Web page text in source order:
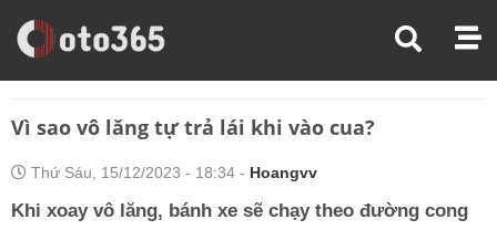
Trang Chủ
Kiến Thức Xe
Vì sao vô lăng tự trả lái khi vào cua?
Thứ Sáu, 15/12/2023 - 18:34 - Hoangvv
Khi xoay vô lăng, bánh xe sẽ chạy theo đường cong